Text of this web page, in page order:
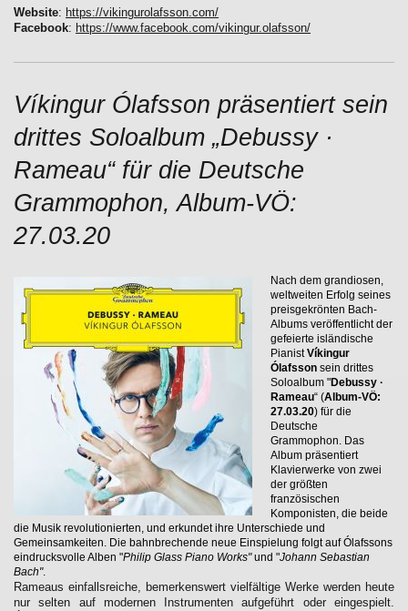
Website: https://vikingurolafsson.com/
Facebook: https://www.facebook.com/vikingur.olafsson/
Víkingur Ólafsson präsentiert sein
drittes Soloalbum „Debussy ·
Rameau“ für die Deutsche
Grammophon, Album-VÖ:
27.03.20
Nach dem grandiosen,
weltweiten Erfolg seines
preisgekrönten Bach-
Albums veröffentlicht der
gefeierte isländische
PianistVíkingur
Ólafsson sein drittes
Soloalbum "Debussy ·
Rameau“ (Album-VÖ:
27.03.20) für die
Deutsche
Grammophon. Das
Album präsentiert
Klavierwerke von zwei
der größten
französischen
Komponisten, die beide
die Musik revolutionierten, und erkundet ihre Unterschiede und
Gemeinsamkeiten. Die bahnbrechende neue Einspielung folgt auf Ólafssons
eindrucksvolle Alben "Philip Glass Piano Works"und "Johann Sebastian
Bach".
Rameaus einfallsreiche, bemerkenswert vielfältige Werke werden heute
nur selten auf modernen Instrumenten aufgeführt oder eingespielt.